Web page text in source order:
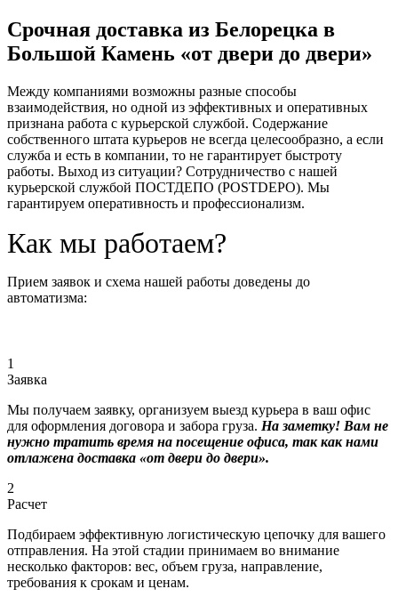
Срочная доставка из Белорецка в
Большой Камень «от двери до двери»
Между компаниями возможны разные способы
взаимодействия, но одной из эффективных и оперативных
признана работа с курьерской службой. Содержание
собственного штата курьеров не всегда целесообразно, а если
служба и есть в компании, то не гарантирует быстроту
работы. Выход из ситуации? Сотрудничество с нашей
курьерской службой ПОСТДЕПО (POSTDEPO). Мы
гарантируем оперативность и профессионализм.
Как мы работаем?
Прием заявок и схема нашей работы доведены до
автоматизма:
1
Заявка
Мы получаем заявку, организуем выезд курьера в ваш офис
для оформления договора и забора груза. На заметку! Вам не
нужно тратить время на посещение офиса, так как нами
отлажена доставка «от двери до двери».
2
Расчет
Подбираем эффективную логистическую цепочку для вашего
отправления. На этой стадии принимаем во внимание
несколько факторов: вес, объем груза, направление,
требования к срокам и ценам.